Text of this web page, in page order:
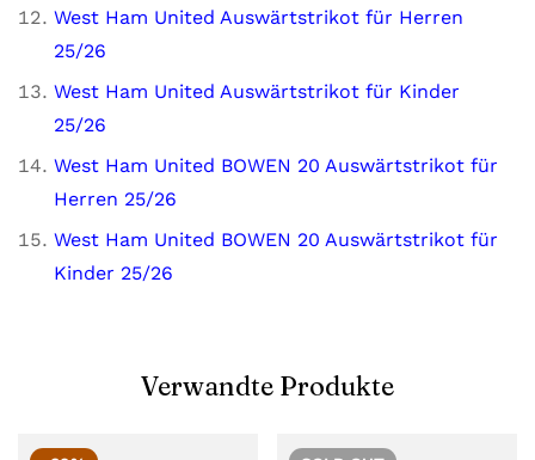
West Ham United Auswärtstrikot für Herren
25/26
West Ham United Auswärtstrikot für Kinder
25/26
West Ham United BOWEN 20 Auswärtstrikot für
Herren 25/26
West Ham United BOWEN 20 Auswärtstrikot für
Kinder 25/26
Verwandte Produkte